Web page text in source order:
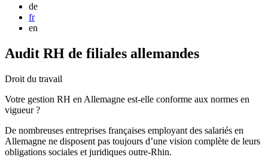
de
fr
en
Audit RH de filiales allemandes
Droit du travail
Votre gestion RH en Allemagne est-elle conforme aux normes en
vigueur ?
De nombreuses entreprises françaises employant des salariés en
Allemagne ne disposent pas toujours d’une vision complète de leurs
obligations sociales et juridiques outre-Rhin.